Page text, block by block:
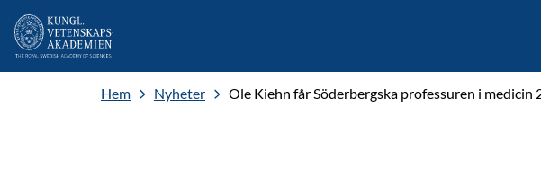
Hem Nyheter Ole Kiehn får Söderbergska professuren i medicin